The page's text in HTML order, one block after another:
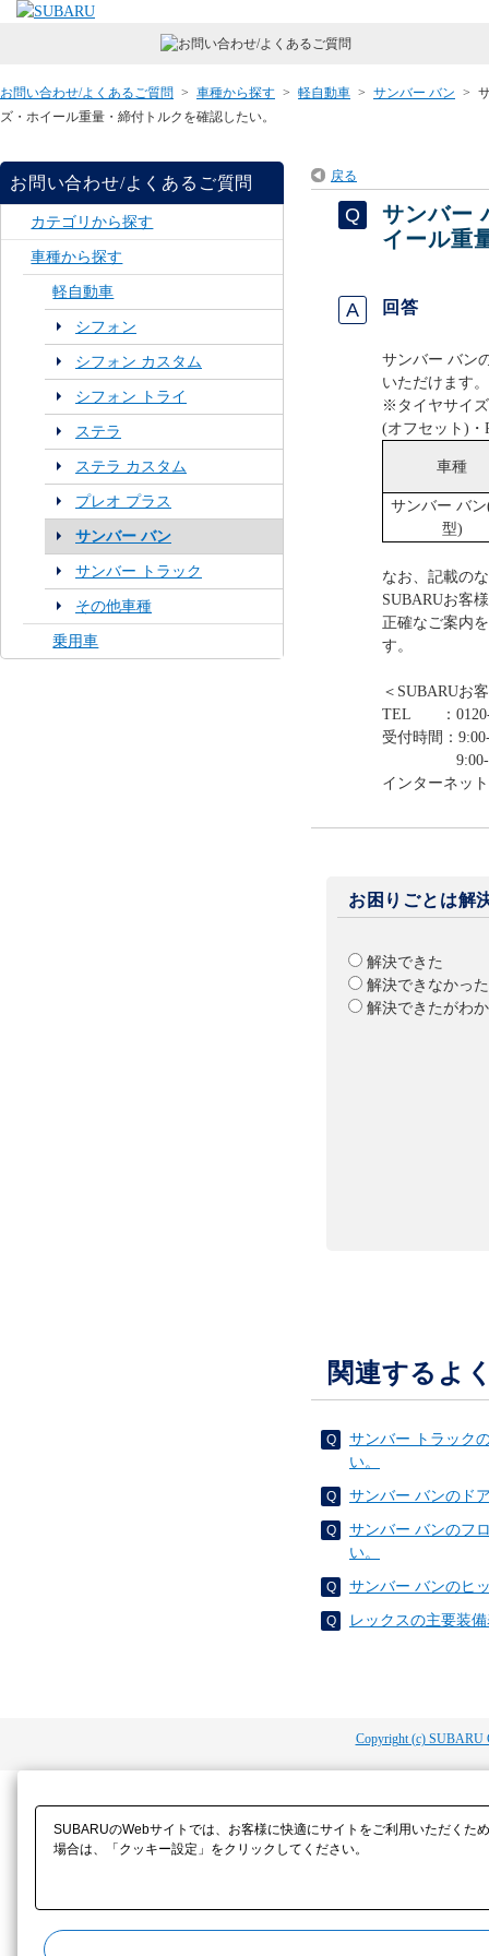
お問い合わせ/よくあるご質問 > 車種から探す > 軽自動車 > サンバー バン >
ズ・ホイール重量・締付トルクを確認したい。
お問い合わせ/よくあるご質問
カテゴリから探す
車種から探す
軽自動車
シフォン
シフォン カスタム
シフォン トライ
ステラ
ステラ カスタム
プレオ プラス
サンバー バン
サンバー トラック
その他車種
乗用車
戻る
サンバー
イール重
回答
サンバー バン
いただけます
※タイヤサイ
(オフセット)・
車種
サンバー バ
型)
なお、記載の
SUBARUお客
正確なご案内
す。
＜SUBARUお
TEL ：0120-
受付時間：
9:00-12:00
インターネッ
お困りごとは解
解決できた
解決できなかった
解決できたがわ
関連するよ
サンバー トラック
い。
サンバー バンのド
サンバー バンのフ
い。
サンバー バンのヒ
レックスの主要装
Copyright (c) SUBARU
SUBARUのWebサイトでは、お客様に快適にサイトをご利用いただく
場合は、「クッキー設定」をクリックしてください。​